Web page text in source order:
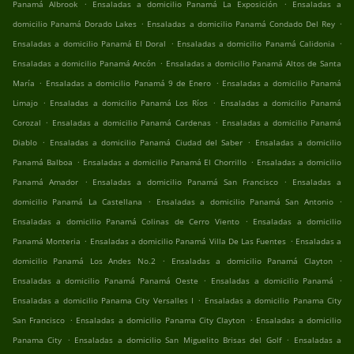
Panamá Albrook Ensaladas a domicilio Panamá La Exposición
Ensaladas a
domicilio Panamá Dorado Lakes . Ensaladas a domicilio Panamá Condado Del Rey .
Ensaladas a domicilio Panamá El Doral . Ensaladas a domicilio Panamá Calidonia .
Ensaladas a domicilio Panamá Ancón . Ensaladas a domicilio Panamá Altos de Santa
María . Ensaladas a domicilio Panamá 9 de Enero . Ensaladas a domicilio Panamá
Limajo . Ensaladas a domicilio Panamá Los Ríos . Ensaladas a domicilio Panamá
Corozal . Ensaladas a domicilio Panamá Cardenas . Ensaladas a domicilio Panamá
Diablo . Ensaladas a domicilio Panamá Ciudad del Saber . Ensaladas a domicilio
Panamá Balboa . Ensaladas a domicilio Panamá El Chorrillo . Ensaladas a domicilio
Panamá Amador
. Ensaladas a domicilio Panamá San Francisco .
Ensaladas a
domicilio Panamá La Castellana
. Ensaladas a domicilio Panamá San Antonio .
Ensaladas a domicilio Panamá Colinas de Cerro Viento
. Ensaladas a domicilio
Panamá Monteria . Ensaladas a domicilio Panamá Villa De Las Fuentes . Ensaladas a
domicilio Panamá Los Andes No.2
. Ensaladas a domicilio Panamá Clayton
.
Ensaladas a domicilio Panamá Panamá Oeste . Ensaladas a domicilio Panamá
.
Ensaladas a domicilio Panama City Versalles I . Ensaladas a domicilio Panama City
San Francisco . Ensaladas a domicilio Panama City Clayton . Ensaladas a domicilio
Panama City . Ensaladas a domicilio San Miguelito Brisas del Golf . Ensaladas a